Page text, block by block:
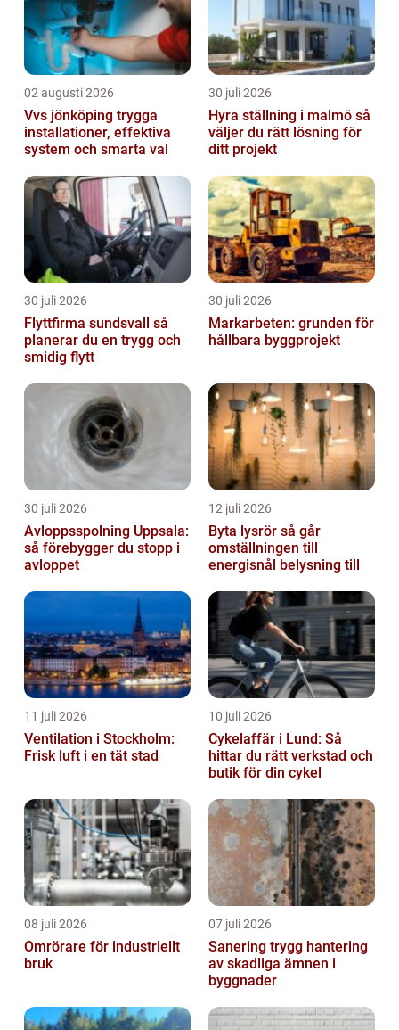
02 augusti 2026
Vvs jönköping trygga
installationer, effektiva
system och smarta val
30 juli 2026
Hyra ställning i malmö så
väljer du rätt lösning för
ditt projekt
30 juli 2026
Flyttfirma sundsvall så
planerar du en trygg och
smidig flytt
30 juli 2026
Markarbeten: grunden för
hållbara byggprojekt
30 juli 2026
Avloppsspolning Uppsala:
så förebygger du stopp i
avloppet
12 juli 2026
Byta lysrör så går
omställningen till
energisnål belysning till
11 juli 2026
Ventilation i Stockholm:
Frisk luft i en tät stad
10 juli 2026
Cykelaffär i Lund: Så
hittar du rätt verkstad och
butik för din cykel
08 juli 2026
Omrörare för industriellt
bruk
07 juli 2026
Sanering trygg hantering
av skadliga ämnen i
byggnader